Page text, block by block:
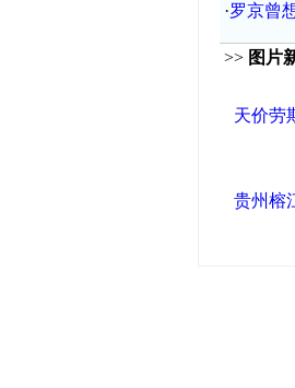
·罗京曾
>> 图片
天价劳
贵州榕